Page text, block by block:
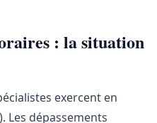
: la situation
exercent en
Les dépassements